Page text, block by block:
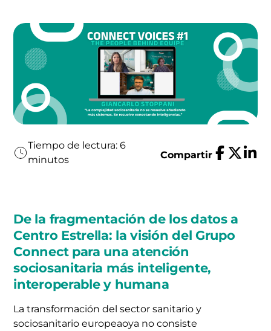
Tiempo de lectura: 6
minutos
Compartir
De la fragmentación de los datos a
Centro Estrella: la visión del Grupo
Connect para una atención
sociosanitaria más inteligente,
interoperable y humana
La transformación del sector sanitario y
sociosanitario europeaoya no consiste